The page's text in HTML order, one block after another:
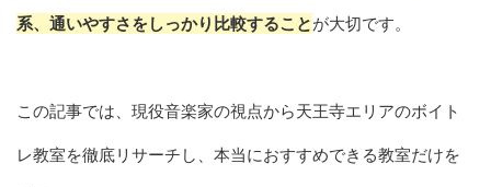
系、通いやすさをしっかり比較することが大切です。
この記事では、現役音楽家の視点から天王寺エリアのボイト
レ教室を徹底リサーチし、本当におすすめできる教室だけを